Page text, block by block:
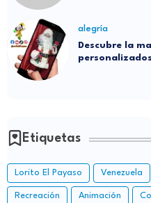
alegría
Descubre la
Etiquetas
Lorito El Payaso Venezuela
Recreación Animación